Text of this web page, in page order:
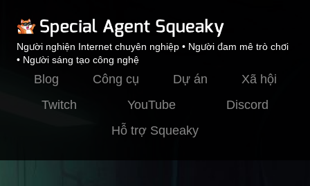
Người nghiện Internet chuyên nghiệp • Người đam mê trò chơi
• Người sáng tạo công nghệ
Blog Công cụ Dự án
Xã hội
Twitch
YouTube
Discord
Hỗ trợ Squeaky